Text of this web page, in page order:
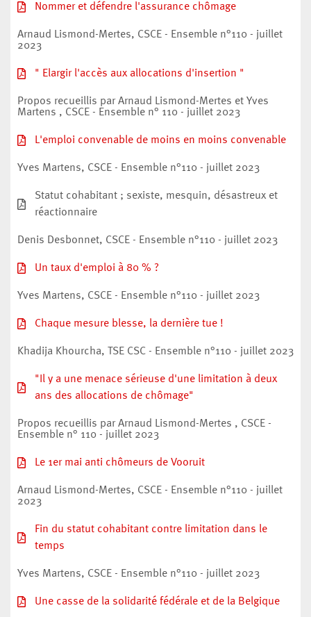
Nommer et défendre l'assurance chômage
Arnaud Lismond-Mertes, CSCE - Ensemble n°110 - juillet
2023
" Elargir l'accès aux allocations d'insertion "
Propos recueillis par Arnaud Lismond-Mertes et Yves
Martens , CSCE - Ensemble n° 110 - juillet 2023
L'emploi convenable de moins en moins convenable
Yves Martens, CSCE - Ensemble n°110 - juillet 2023
Statut cohabitant ; sexiste, mesquin, désastreux et
réactionnaire
Denis Desbonnet, CSCE - Ensemble n°110 - juillet 2023
Un taux d'emploi à 80 % ?
Yves Martens, CSCE - Ensemble n°110 - juillet 2023
Chaque mesure blesse, la dernière tue !
Khadija Khourcha, TSE CSC - Ensemble n°110 - juillet 2023
"Il y a une menace sérieuse d'une limitation à deux
ans des allocations de chômage"
Propos recueillis par Arnaud Lismond-Mertes , CSCE -
Ensemble n° 110 - juillet 2023
Le 1er mai anti chômeurs de Vooruit
Arnaud Lismond-Mertes, CSCE - Ensemble n°110 - juillet
2023
Fin du statut cohabitant contre limitation dans le
temps
Yves Martens, CSCE - Ensemble n°110 - juillet 2023
Une casse de la solidarité fédérale et de la Belgique